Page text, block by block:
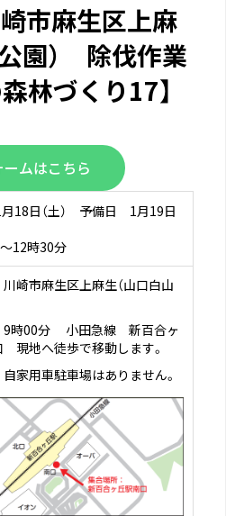
市麻生区上麻
園） 除伐作業
林づくり17】
ムはこちら
18日（土） 予備日 1月19日
12時30分
川崎市麻生区上麻生（山口白山
9時00分 小田急線 新百合ヶ
現地へ徒歩で移動します。
自家用車駐車場はありません。